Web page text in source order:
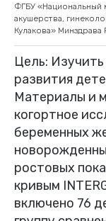
ФГБУ «Национальный
акушерства,
Кулакова»
Цель:
развития
Материалы и
когортное
беременных
ростовых
кривым
включено 76